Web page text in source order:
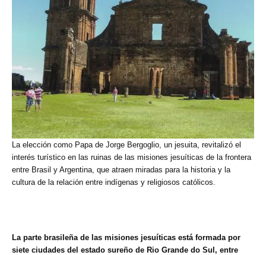
La elección como Papa de Jorge Bergoglio, un jesuita, revitalizó el
interés turístico en las ruinas de las misiones jesuíticas de la frontera
entre Brasil y Argentina, que atraen miradas para la historia y la
cultura de la relación entre indígenas y religiosos católicos.
La parte brasileña de las misiones jesuíticas está formada por
siete ciudades del estado sureño de Rio Grande do Sul, entre